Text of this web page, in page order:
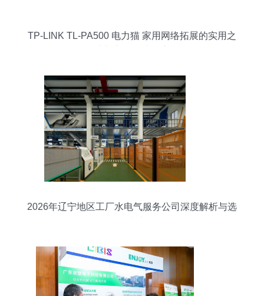
TP-LINK TL-PA500 电力猫 家用网络拓展的实用之
2026年辽宁地区工厂水电气服务公司深度解析与选